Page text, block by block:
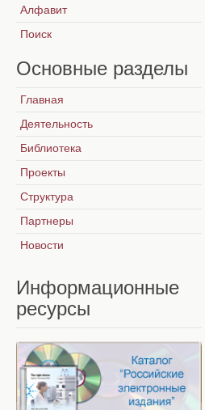
Алфавит
Поиск
Основные разделы
Главная
Деятельность
Библиотека
Проекты
Структура
Партнеры
Новости
Информационные
ресурсы